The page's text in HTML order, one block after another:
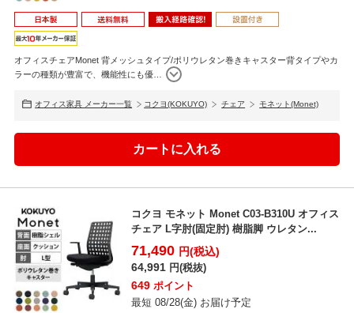
オフィスチェアMonet 背メッシュタイプ/ポリウレタン巻きキャスター背タイプやカ
ラーの種類が豊富で、機能性にも優…
オフィス家具 メーカー一覧 コクヨ(KOKUYO) チェア モネット(Monet)
コクヨ モネット Monet C03-B310U オフィス
チェア L字肘(固定肘) 樹脂脚 ウレタン...
71,490 円(税込)
64,991 円(税抜)
649 ポイント
最短 08/28(金) お届け予定